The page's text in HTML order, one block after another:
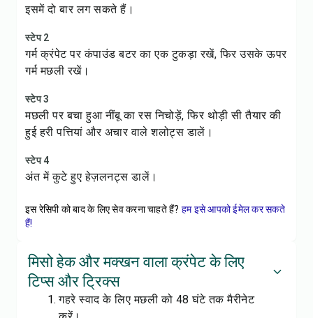
इसमें दो बार लग सकते हैं।
स्टेप 2
गर्म क्रंपेट पर कंपाउंड बटर का एक टुकड़ा रखें, फिर उसके ऊपर
गर्म मछली रखें।
स्टेप 3
मछली पर बचा हुआ नींबू का रस निचोड़ें, फिर थोड़ी सी तैयार की
हुई हरी पत्तियां और अचार वाले शलोट्स डालें।
स्टेप 4
अंत में कुटे हुए हेज़लनट्स डालें।
इस रेसिपी को बाद के लिए सेव करना चाहते हैं? हम इसे आपको ईमेल कर सकते
हैं!
मिसो हेक और मक्खन वाला क्रंपेट के लिए
टिप्स और ट्रिक्स
गहरे स्वाद के लिए मछली को 48 घंटे तक मैरीनेट